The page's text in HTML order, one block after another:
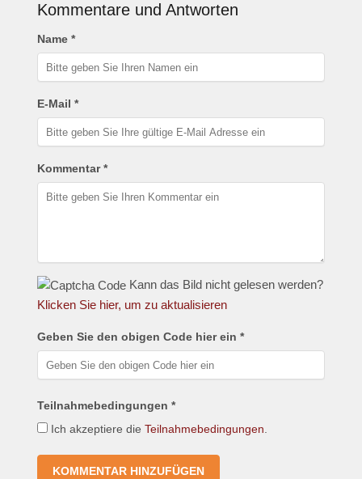
Kommentare und Antworten
Name *
E-Mail *
Kommentar *
Kann das Bild nicht gelesen werden?
Klicken Sie hier, um zu aktualisieren
Geben Sie den obigen Code hier ein *
Teilnahmebedingungen *
Ich akzeptiere die Teilnahmebedingungen.